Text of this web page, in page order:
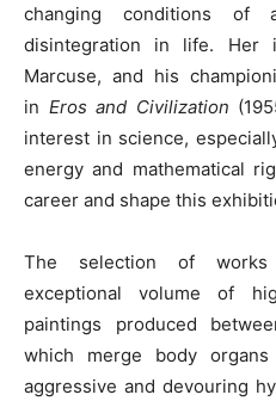
changing conditions of
disintegration in life. Her
Marcuse, and his
in Eros and Civilization
interest in science,
energy and mathematical
career and shape this
The selection of works
exceptional volume of
paintings produced
which merge body
aggressive and devouring